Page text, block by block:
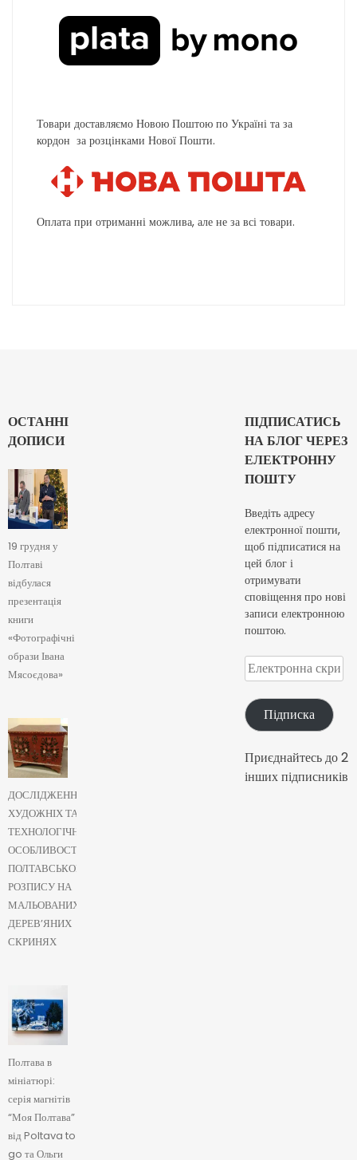
Товари доставляємо Новою Поштою по Україні та за
кордон за розцінками Нової Пошти.
Оплата при отриманні можлива, але не за всі товари.
ОСТАННІ
ДОПИСИ
19 грудня у
Полтаві
відбулася
презентація
книги
«Фотографічні
образи Івана
Мясоєдова»
ДОСЛІДЖЕННЯ
ХУДОЖНІХ ТА
ТЕХНОЛОГІЧНИХ
ОСОБЛИВОСТЕЙ
ПОЛТАВСЬКОГО
РОЗПИСУ НА
МАЛЬОВАНИХ
ДЕРЕВ’ЯНИХ
СКРИНЯХ
Полтава в
мініатюрі:
серія магнітів
“Моя Полтава”
від Poltava to
go та Ольги
ПІДПИСАТИСЬ
НА БЛОГ ЧЕРЕЗ
ЕЛЕКТРОННУ
ПОШТУ
Введіть адресу
електронної пошти,
щоб підписатися на
цей блог і
отримувати
сповіщення про нові
записи електронною
поштою.
Електронна
скринька
Підписка
Приєднайтесь до 2
інших підписників